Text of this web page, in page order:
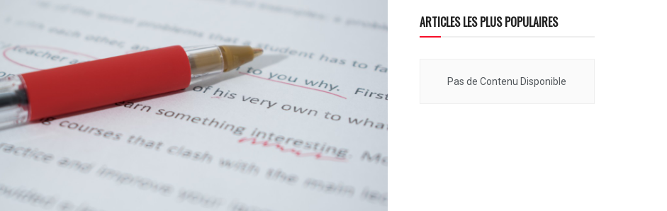
ARTICLES LES PLUS POPULAIRES
Pas de Contenu Disponible